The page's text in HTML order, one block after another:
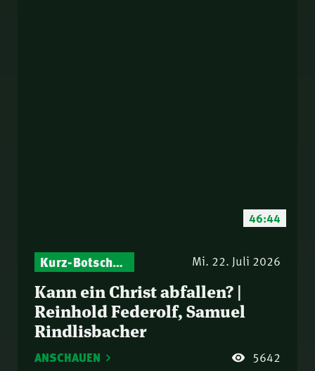
46:44
Kurz-Botschaften – Biblische Impulse mit Zukunft im Blick Mi. 22. Juli 2026
Kann ein Christ abfallen? |
Reinhold Federolf, Samuel
Rindlisbacher
ANSCHAUEN 5642